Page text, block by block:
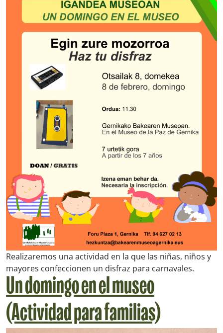
Realizaremos una actividad en la que las niñas, niños y
mayores confeccionen un disfraz para carnavales.
Un domingo en el museo
(Actividad para familias)